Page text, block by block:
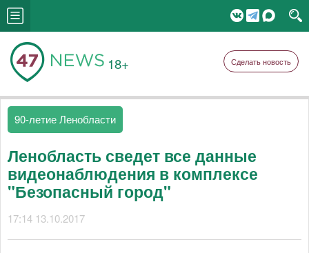
18+ Сделать новость
90-летие Ленобласти
Ленобласть сведет все данные
видеонаблюдения в комплексе
"Безопасный город"
17:14 13.10.2017